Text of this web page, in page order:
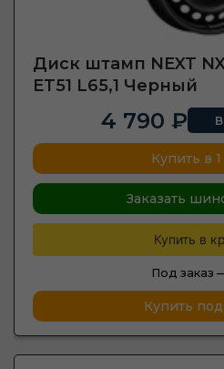
Диск штамп NEXT
ET51 L65,1 Черный
4 790 ₽
Купить в
Заказать
Купить в
Под заказ
Купить под